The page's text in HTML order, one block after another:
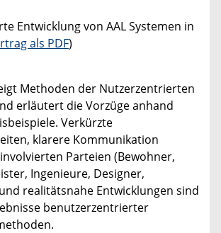
Entwicklung von AAL Systemen in
als PDF)
Methoden der Nutzerzentrierten
erläutert die Vorzüge anhand
Verkürzte
klarere Kommunikation
Parteien (Bewohner,
Ingenieure, Designer,
realitätsnahe Entwicklungen sind
benutzerzentrierter